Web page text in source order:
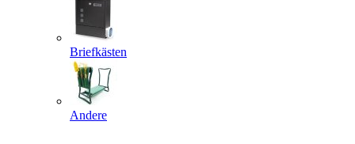
Briefkästen
Andere